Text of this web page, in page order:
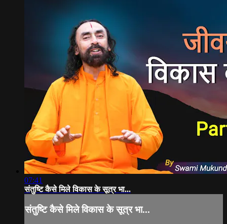
07:41
संतुष्टि कैसे मिले विकास के सूत्र भा...
संतुष्टि कैसे मिले विकास के सूत्र भा...